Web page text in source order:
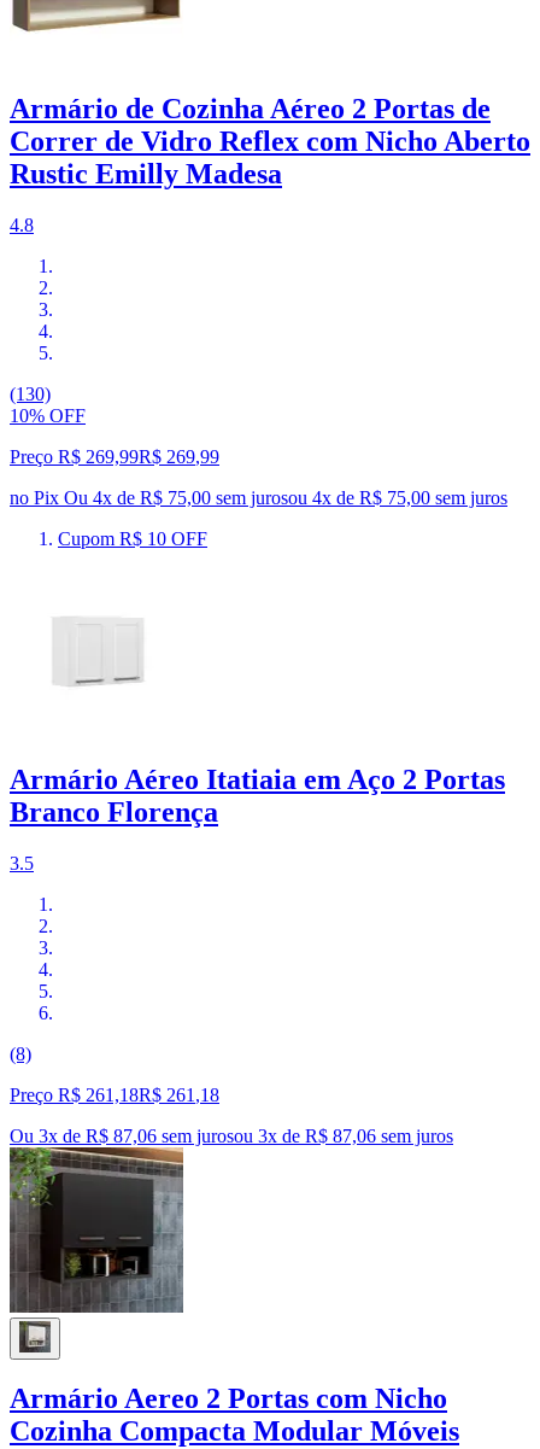
Armário de Cozinha Aéreo 2 Portas de
Correr de Vidro Reflex com Nicho Aberto
Rustic Emilly Madesa
4.8
(130)
10% OFF
Preço R$ 269,99R$ 269,99
no Pix Ou 4x de R$ 75,00 sem jurosou 4x de R$ 75,00 sem juros
Cupom R$ 10 OFF
Armário Aéreo Itatiaia em Aço 2 Portas
Branco Florença
3.5
(8)
Preço R$ 261,18R$ 261 ,18
Ou 3x de R$ 87,06 sem jurosou 3x de R$ 87,06 sem juros
Armário Aereo 2 Portas com Nicho
Cozinha Compacta Modular Móveis